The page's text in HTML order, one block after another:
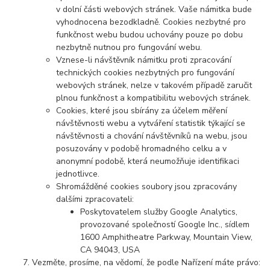
v dolní části webových stránek. Vaše námitka bude
vyhodnocena bezodkladně. Cookies nezbytné pro
funkčnost webu budou uchovány pouze po dobu
nezbytně nutnou pro fungování webu.
Vznese-li návštěvník námitku proti zpracování
technických cookies nezbytných pro fungování
webových stránek, nelze v takovém případě zaručit
plnou funkčnost a kompatibilitu webových stránek.
Cookies, které jsou sbírány za účelem měření
návštěvnosti webu a vytváření statistik týkající se
návštěvnosti a chování návštěvníků na webu, jsou
posuzovány v podobě hromadného celku a v
anonymní podobě, která neumožňuje identifikaci
jednotlivce.
Shromážděné cookies soubory jsou zpracovány
dalšími zpracovateli:
Poskytovatelem služby Google Analytics,
provozované společností Google Inc., sídlem
1600 Amphitheatre Parkway, Mountain View,
CA 94043, USA
Vezměte, prosíme, na vědomí, že podle Nařízení máte právo: